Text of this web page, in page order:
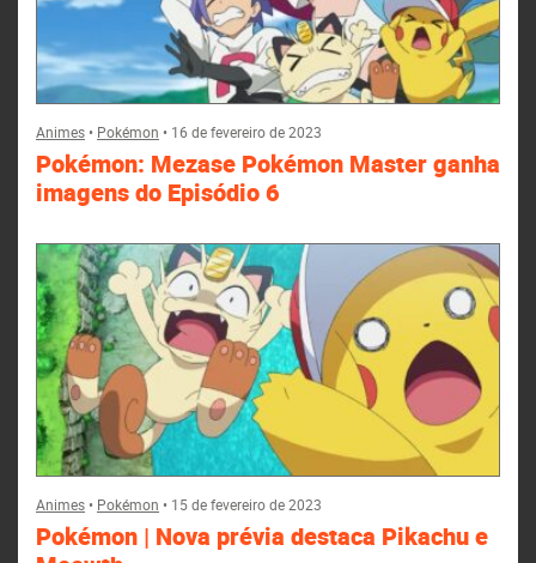
Animes• Pokémon • 16 de fevereiro de 2023
Pokémon: Mezase Pokémon Master ganha
imagens do Episódio 6
Animes• Pokémon • 15 de fevereiro de 2023
Pokémon | Nova prévia destaca Pikachu e